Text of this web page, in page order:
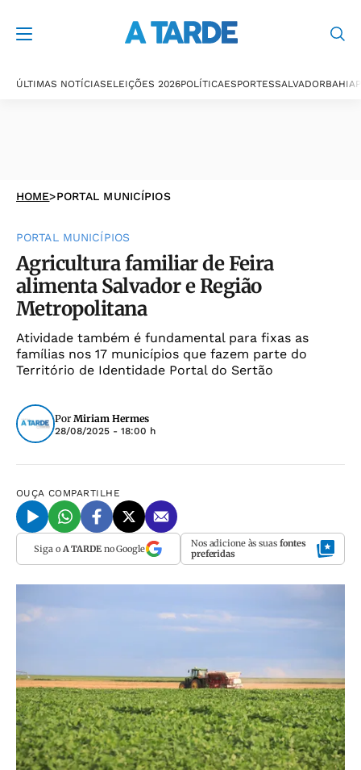
ÚLTIMAS NOTÍCIASELEIÇÕES 2026POLÍTICAESPORTESSALVADORBAHIA
HOME>PORTAL MUNICÍPIOS
PORTAL MUNICÍPIOS
Agricultura familiar de Feira
alimenta Salvador e Região
Metropolitana
Atividade também é fundamental para fixas as
famílias nos 17 municípios que fazem parte do
Território de Identidade Portal do Sertão
Por Miriam Hermes
28/08/2025 - 18:00 h
OUÇA COMPARTILHE
Siga o A TARDEno Google Nos adicione às suas fontes
preferidas